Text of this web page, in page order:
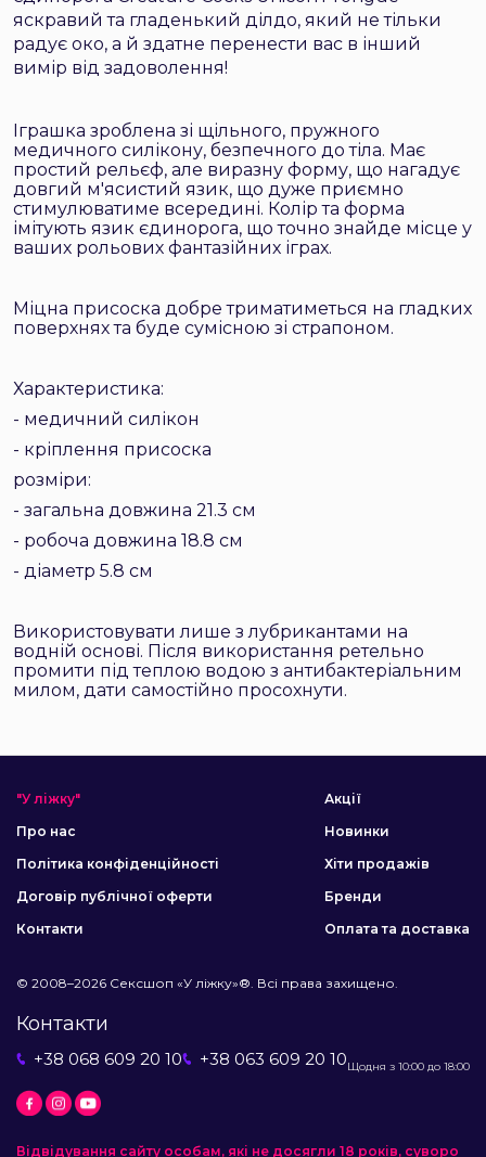
яскравий та гладенький ділдо, який не тільки
радує око, а й здатне перенести вас в інший
вимір від задоволення!
Іграшка зроблена зі щільного, пружного
медичного силікону, безпечного до тіла. Має
простий рельєф, але виразну форму, що нагадує
довгий м'ясистий язик, що дуже приємно
стимулюватиме всередині. Колір та форма
імітують язик єдинорога, що точно знайде місце у
ваших рольових фантазійних іграх.
Міцна присоска добре триматиметься на гладких
поверхнях та буде сумісною зі страпоном.
Характеристика:
- медичний силікон
- кріплення присоска
розміри:
- загальна довжина 21.3 см
- робоча довжина 18.8 см
- діаметр 5.8 см
Використовувати лише з лубрикантами на
водній основі. Після використання ретельно
промити під теплою водою з антибактеріальним
милом, дати самостійно просохнути.
"У ліжку"
Про нас
Політика конфіденційності
Договір публічної оферти
Контакти
Акції
Новинки
Хіти продажів
Бренди
Оплата та доставка
© 2008–2026 Сексшоп «У ліжку»®. Всі права захищено.
Контакти
+38 068 609 20 10 +38 063 609 20 10Щодня з 10:00 до 18:00
Відвідування сайту особам, які не досягли 18 років, суворо